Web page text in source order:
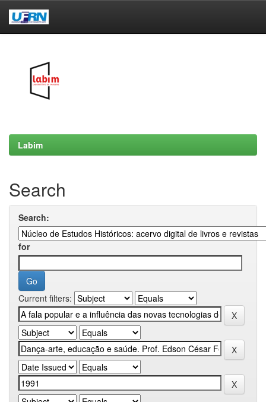
Labim
Search
Search:
for
Current filters: